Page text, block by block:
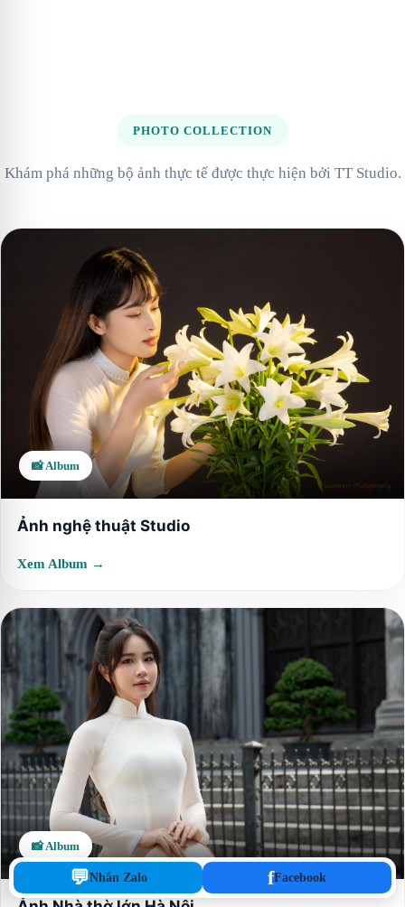
PHOTO COLLECTION
Khám phá những bộ ảnh thực tế được thực hiện bởi TT Studio.
📸 Album
Ảnh nghệ thuật Studio
Xem Album →
📸 Album
💬Nhắn Zalo fFacebook